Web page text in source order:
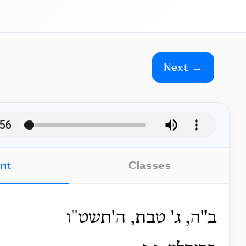
Next →
Classes
ב"ה, ג' טבת, ה'תשט"ו